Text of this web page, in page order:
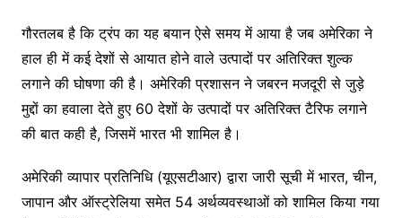
गौरतलब है कि ट्रंप का यह बयान ऐसे समय में आया है जब अमेरिका ने
हाल ही में कई देशों से आयात होने वाले उत्पादों पर अतिरिक्त शुल्क
लगाने की घोषणा की है। अमेरिकी प्रशासन ने जबरन मजदूरी से जुड़े
मुद्दों का हवाला देते हुए 60 देशों के उत्पादों पर अतिरिक्त टैरिफ लगाने
की बात कही है, जिसमें भारत भी शामिल है।
अमेरिकी व्यापार प्रतिनिधि (यूएसटीआर) द्वारा जारी सूची में भारत, चीन,
जापान और ऑस्ट्रेलिया समेत 54 अर्थव्यवस्थाओं को शामिल किया गया